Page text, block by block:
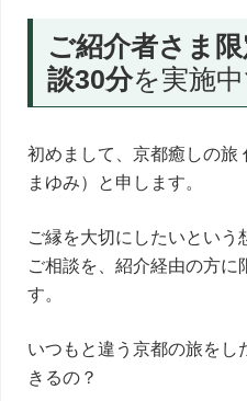
ご紹介者さま
談30分を実施
初めまして、京都癒しの旅
まゆみ）と申します。
ご縁を大切にしたいとい
ご相談を、紹介経由の方に
す。
いつもと違う京都の旅をし
きるの？